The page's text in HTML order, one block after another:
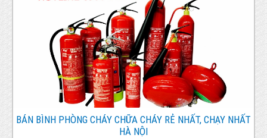
BÁN BÌNH PHÒNG CHÁY CHỮA CHÁY RẺ NHẤT, CHẠY NHẤT
HÀ NỘI